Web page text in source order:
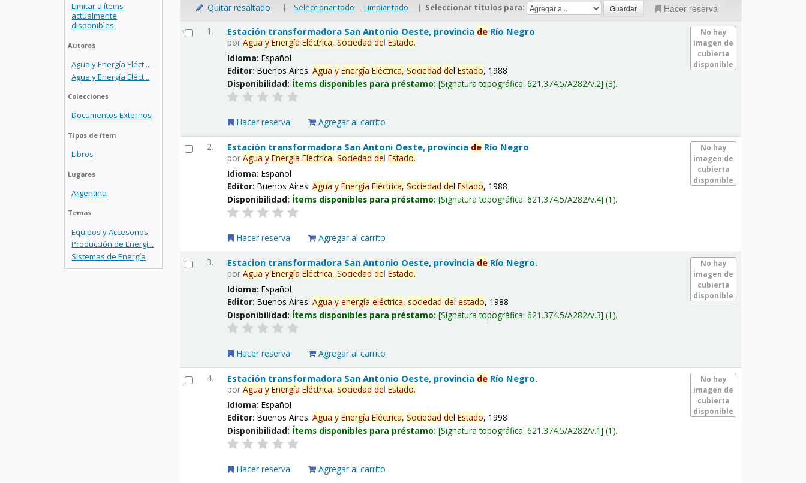
Limitar a ítems
actualmente
disponibles.
Autores
Agua y Energía Eléct...
Agua y Energía Eléct...
Colecciones
Documentos Externos
Tipos de ítem
Libros
Lugares
Argentina
Temas
Equipos y Accesorios
Producción de Energí...
Sistemas de Energía
Quitar resaltado | Seleccionar todo Limpiar todo | Seleccionar títulos para: Hacer reserva
1.
No hay
imagen de
cubierta
disponible
Estación transformadora San Antonio Oeste, provincia de Río Negro
porAgua y Energía Eléctrica, Sociedad delEstado.
Idioma:Español
Editor:Buenos Aires:Agua y Energía Eléctrica, Sociedad delEstado, 1988
Disponibilidad: Ítems disponibles para préstamo: Signatura topográfica:621.374.5/A282/v.2 (3).
Hacer reserva Agregar al carrito
2.
No hay
imagen de
cubierta
disponible
Estación transformadora San Antoni Oeste, provincia de Río Negro
porAgua y Energía Eléctrica, Sociedad delEstado.
Idioma:Español
Editor:Buenos Aires:Agua y Energía Eléctrica, Sociedad delEstado, 1988
Disponibilidad: Ítems disponibles para préstamo: Signatura topográfica:621.374.5/A282/v.4 (1).
Hacer reserva Agregar al carrito
3.
No hay
imagen de
cubierta
disponible
Estacion transformadora San Antonio Oeste, provincia de Río Negro.
porAgua y Energía Eléctrica, Sociedad delEstado.
Idioma:Español
Editor:Buenos Aires:Agua y energía eléctrica, sociedad delestado, 1988
Disponibilidad: Ítems disponibles para préstamo: Signatura topográfica:621.374.5/A282/v.3 (1).
Hacer reserva Agregar al carrito
4.
No hay
imagen de
cubierta
disponible
Estación transformadora San Antonio Oeste, provincia de Río Negro.
porAgua y Energía Eléctrica, Sociedad delEstado.
Idioma:Español
Editor:Buenos Aires:Agua y Energía Eléctrica, Sociedad delEstado, 1998
Disponibilidad: Ítems disponibles para préstamo: Signatura topográfica:621.374.5/A282/v.1 (1).
Hacer reserva Agregar al carrito